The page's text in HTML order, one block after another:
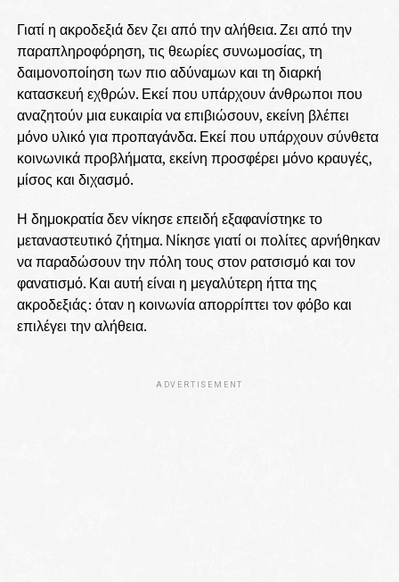
Γιατί η ακροδεξιά δεν ζει από την αλήθεια. Ζει από την
παραπληροφόρηση, τις θεωρίες συνωμοσίας, τη
δαιμονοποίηση των πιο αδύναμων και τη διαρκή
κατασκευή εχθρών. Εκεί που υπάρχουν άνθρωποι που
αναζητούν μια ευκαιρία να επιβιώσουν, εκείνη βλέπει
μόνο υλικό για προπαγάνδα. Εκεί που υπάρχουν σύνθετα
κοινωνικά προβλήματα, εκείνη προσφέρει μόνο κραυγές,
μίσος και διχασμό.
Η δημοκρατία δεν νίκησε επειδή εξαφανίστηκε το
μεταναστευτικό ζήτημα. Νίκησε γιατί οι πολίτες αρνήθηκαν
να παραδώσουν την πόλη τους στον ρατσισμό και τον
φανατισμό. Και αυτή είναι η μεγαλύτερη ήττα της
ακροδεξιάς: όταν η κοινωνία απορρίπτει τον φόβο και
επιλέγει την αλήθεια.
ADVERTISEMENT